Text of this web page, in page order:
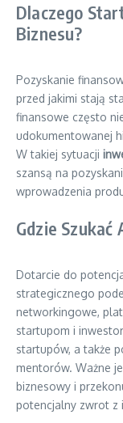
Dlaczego
Biznesu?
Pozyskanie
przed jakimi stają
finansowe często
udokumentowanej
W takiej sytuacji
szansą na
wprowadzenia
Gdzie Szukać
Dotarcie do
strategicznego
networkingowe,
startupom i
startupów, a także
mentorów. Ważne
biznesowy i
potencjalny zwrot z